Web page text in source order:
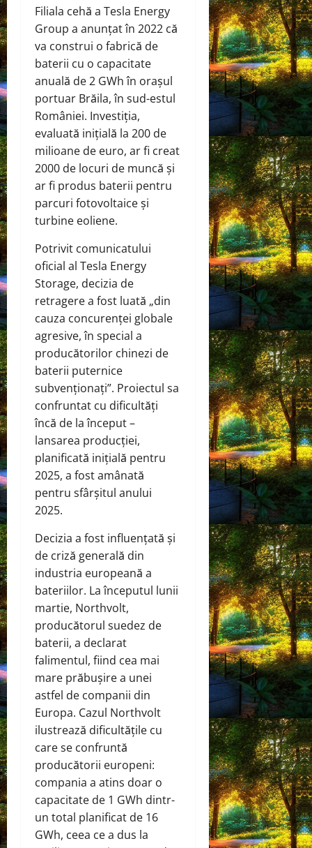
Filiala cehă a Tesla Energy
Group a anunțat în 2022 că
va construi o fabrică de
baterii cu o capacitate
anuală de 2 GWh în orașul
portuar Brăila, în sud-estul
României. Investiția,
evaluată inițială la 200 de
milioane de euro, ar fi creat
2000 de locuri de muncă și
ar fi produs baterii pentru
parcuri fotovoltaice și
turbine eoliene.
Potrivit comunicatului
oficial al Tesla Energy
Storage, decizia de
retragere a fost luată „din
cauza concurenței globale
agresive, în special a
producătorilor chinezi de
baterii puternice
subvenționați”. Proiectul sa
confruntat cu dificultăți
încă de la început –
lansarea producției,
planificată inițială pentru
2025, a fost amânată
pentru sfârșitul anului
2025.
Decizia a fost influențată și
de criză generală din
industria europeană a
bateriilor. La începutul lunii
martie, Northvolt,
producătorul suedez de
baterii, a declarat
falimentul, fiind cea mai
mare prăbușire a unei
astfel de companii din
Europa. Cazul Northvolt
ilustrează dificultățile cu
care se confruntă
producătorii europeni:
compania a atins doar o
capacitate de 1 GWh dintr-
un total planificat de 16
GWh, ceea ce a dus la